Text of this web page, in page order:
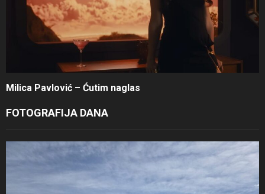
Milica Pavlović – Ćutim naglas
FOTOGRAFIJA DANA